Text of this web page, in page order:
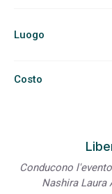
Luogo
Costo
Conducono
Nashira Laura